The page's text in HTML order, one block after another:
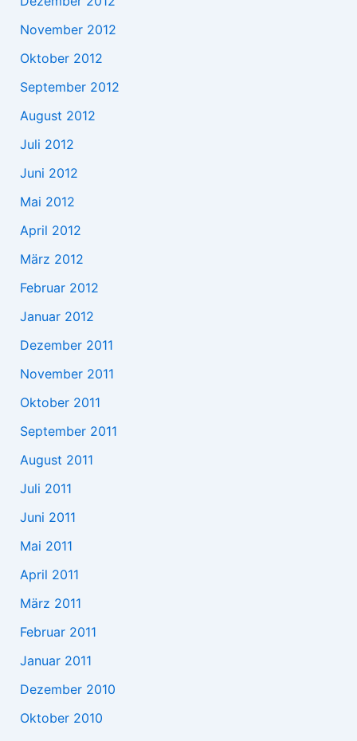
November 2012
Oktober 2012
September 2012
August 2012
Juli 2012
Juni 2012
Mai 2012
April 2012
März 2012
Februar 2012
Januar 2012
Dezember 2011
November 2011
Oktober 2011
September 2011
August 2011
Juli 2011
Juni 2011
Mai 2011
April 2011
März 2011
Februar 2011
Januar 2011
Dezember 2010
Oktober 2010